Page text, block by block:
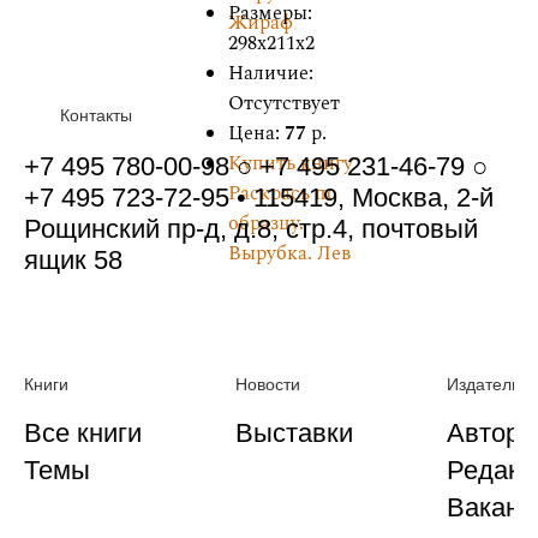
Жираф
Размеры:
298x211x2
Наличие:
Отсутствует
Цена: 77 р.
Купить книгу
Раскрась по
образцу.
Вырубка. Лев
Контакты
+7 495 780-00-98 ○ +7 495 231-46-79 ○
+7 495 723-72-95 • 115419, Москва, 2-й
Рощинский пр-д, д.8, стр.4, почтовый
ящик 58
Книги
Все книги
Темы
Новости
Выставки